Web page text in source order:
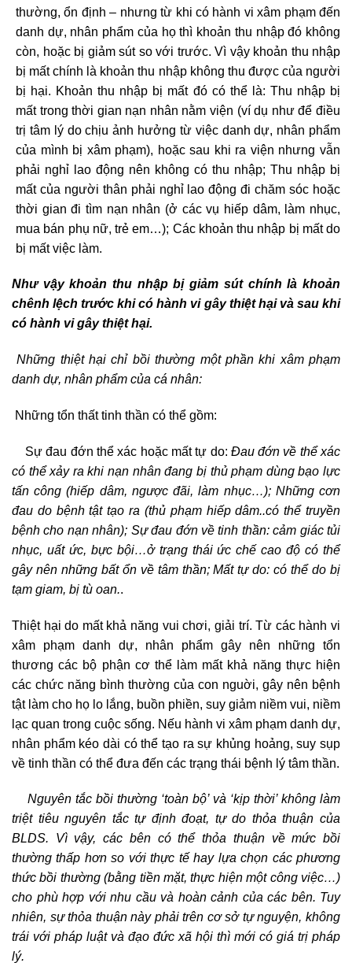
thường, ổn định – nhưng từ khi có hành vi xâm phạm đến
danh dự, nhân phẩm của họ thì khoản thu nhập đó không
còn, hoặc bị giảm sút so với trước. Vì vậy khoản thu nhập
bị mất chính là khoản thu nhập không thu được của người
bị hại. Khoản thu nhập bị mất đó có thể là: Thu nhập bị
mất trong thời gian nạn nhân nằm viện (ví dụ như để điều
trị tâm lý do chịu ảnh hưởng từ việc danh dự, nhân phẩm
của mình bị xâm phạm), hoặc sau khi ra viện nhưng vẫn
phải nghỉ lao động nên không có thu nhập; Thu nhập bị
mất của người thân phải nghỉ lao động đi chăm sóc hoặc
thời gian đi tìm nạn nhân (ở các vụ hiếp dâm, làm nhục,
mua bán phụ nữ, trẻ em…); Các khoản thu nhập bị mất do
bị mất việc làm.
Như vậy khoản thu nhập bị giảm sút chính là khoản
chênh lệch trước khi có hành vi gây thiệt hại và sau khi
có hành vi gây thiệt hại.
Những thiệt hại chỉ bồi thường một phần khi xâm phạm
danh dự, nhân phẩm của cá nhân:
Những tổn thất tinh thần có thể gồm:
Sự đau đớn thể xác hoặc mất tự do: Đau đớn về thể xác
có thể xảy ra khi nạn nhân đang bị thủ phạm dùng bạo lực
tấn công (hiếp dâm, ngược đãi, làm nhục…); Những cơn
đau do bệnh tật tạo ra (thủ phạm hiếp dâm..có thể truyền
bệnh cho nạn nhân); Sự đau đớn về tinh thần: cảm giác tủi
nhục, uất ức, bực bội…ở trạng thái ức chế cao độ có thể
gây nên những bất ổn về tâm thần;Mất tự do: có thể do bị
tạm giam, bị tù oan..
Thiệt hại do mất khả năng vui chơi, giải trí. Từ các hành vi
xâm phạm danh dự, nhân phẩm gây nên những tổn
thương các bộ phận cơ thể làm mất khả năng thực hiện
các chức năng bình thường của con nguời, gây nên bệnh
tật làm cho họ lo lắng, buồn phiền, suy giảm niềm vui, niềm
lạc quan trong cuộc sống. Nếu hành vi xâm phạm danh dự,
nhân phẩm kéo dài có thể tạo ra sự khủng hoảng, suy sụp
về tinh thần có thể đưa đến các trạng thái bệnh lý tâm thần.
Nguyên tắc bồi thường ‘toàn bộ’ và ‘kịp thời’ không làm
triệt tiêu nguyên tắc tự định đoạt, tự do thỏa thuận của
BLDS. Vì vậy, các bên có thể thỏa thuận về mức bồi
thường thấp hơn so với thực tế hay lựa chọn các phương
thức bồi thường (bằng tiền mặt, thực hiện một công việc…)
cho phù hợp với nhu cầu và hoàn cảnh của các bên. Tuy
nhiên, sự thỏa thuận này phải trên cơ sở tự nguyện, không
trái với pháp luật và đạo đức xã hội thì mới có giá trị pháp
lý.